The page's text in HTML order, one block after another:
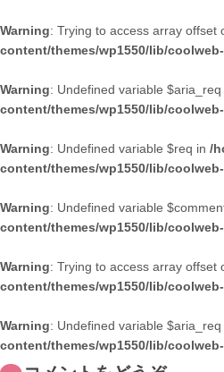
Warning: Trying to access array offset
content/themes/wp1550/lib/
Warning: Undefined variable $aria_req
content/themes/wp1550/lib/
Warning: Undefined variable $req in /
content/themes/wp1550/lib/
Warning: Undefined variable
content/themes/wp1550/lib/
Warning: Trying to access array offset
content/themes/wp1550/lib/
Warning: Undefined variable $aria_req
content/themes/wp1550/lib/